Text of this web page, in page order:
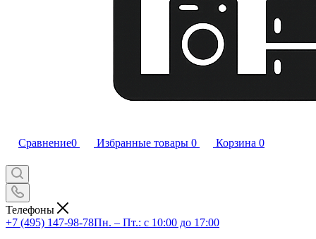
Сравнение0 Избранные товары 0 Корзина 0
Телефоны
+7 (495) 147-98-78Пн. – Пт.: с 10:00 до 17:00